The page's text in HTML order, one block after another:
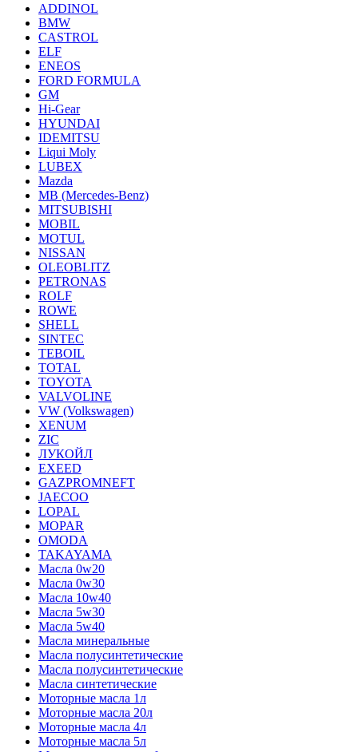
ADDINOL
BMW
CASTROL
ELF
ENEOS
FORD FORMULA
GM
Hi-Gear
HYUNDAI
IDEMITSU
Liqui Moly
LUBEX
Mazda
MB (Mercedes-Вenz)
MITSUBISHI
MOBIL
MOTUL
NISSAN
OLEOBLITZ
PETRONAS
ROLF
ROWE
SHELL
SINTEC
TEBOIL
TOTAL
TOYOTA
VALVOLINE
VW (Volkswagen)
XENUM
ZIC
ЛУКОЙЛ
EXEED
GAZPROMNEFT
JAECOO
LOPAL
MOPAR
OMODA
TAKAYAMA
Масла 0w20
Масла 0w30
Масла 10w40
Масла 5w30
Масла 5w40
Масла минеральные
Масла полусинтетические
Масла полусинтетические
Масла синтетические
Моторные масла 1л
Моторные масла 20л
Моторные масла 4л
Моторные масла 5л